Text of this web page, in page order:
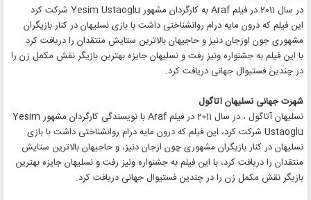
در سال 2011 در فیلم Araf به کارگردان مشهور Yesim Ustaoglu شرکت کرد
این فیلم که درون مایه درام روانشناختی داشت با بازی نسلیهان در کنار بازیگران
مشهوری جون اوزجان دنیز و حاجیهان بالاترین ستایش منتقدان را دریافت کرد
با این فیلم به جشنواره ونیز رفت و نسلیهان جایزه بهترین بازیگر نقش مکمل زن را
در چندین فستیوال جهانی دریافت کرد.
شهرت جهانی نسلیهان آتاگول
نسلیهان آتاگول ، در سال 2011 در فیلم Araf با نویسندگی کارگردان مشهور Yesim
Ustaoglu شرکت کرد، این فیلم که درون مایه درام روانشناختی داشت با بازی
نسلیهان در کنار بازیگران مشهوری چون ازجان دنیز، و حاجیهان بالاترین ستایش
منتقدان را دریافت کرد، با این فیلم به جشنواره ونیز رفت و نسلیهان جایزه بهترین
بازیگر نقش مکمل زن را در چندین فستیوال جهانی دریافت کرد.